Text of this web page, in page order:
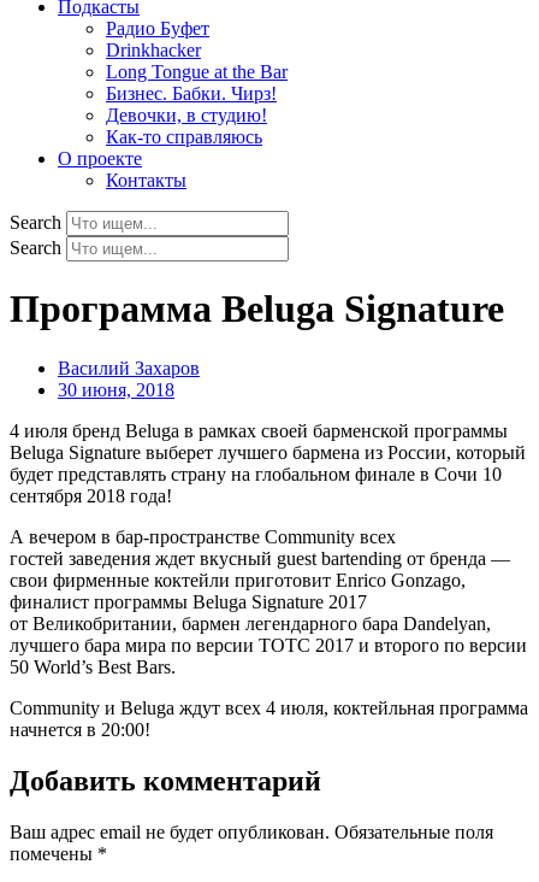
Подкасты
Радио Буфет
Drinkhacker
Long Tongue at the Bar
Бизнес. Бабки. Чирз!
Девочки, в студию!
Как-то справляюсь
О проекте
Контакты
Search
Search
Программа Beluga Signature
Василий Захаров
30 июня, 2018
4 июля бренд Beluga в рамках своей барменской программы
Beluga Signature выберет лучшего бармена из России, который
будет представлять страну на глобальном финале в Сочи 10
сентября 2018 года!
А вечером в бар-пространстве Community всех
гостей заведения ждет вкусный guest bartending от бренда —
свои фирменные коктейли приготовит Enrico Gonzago,
финалист программы Beluga Signature 2017
от Великобритании, бармен легендарного бара Dandelyan,
лучшего бара мира по версии ТОТС 2017 и второго по версии
50 World’s Best Bars.
Community и Beluga ждут всех 4 июля, коктейльная программа
начнется в 20:00!
Добавить комментарий
Ваш адрес email не будет опубликован. Обязательные поля
помечены *